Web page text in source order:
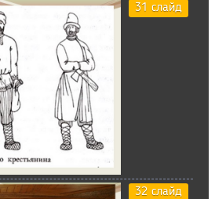
31 слайд
32 слайд